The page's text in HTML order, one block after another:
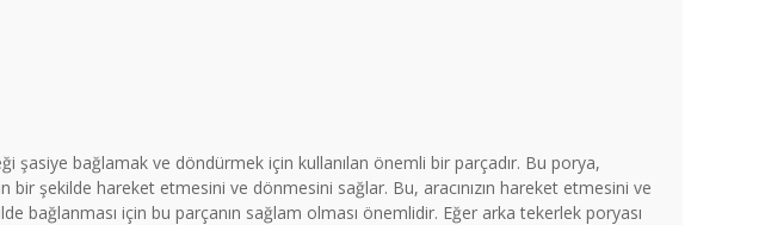
bağlamak ve döndürmek için kullanılan önemli bir parçadır. Bu porya,
şekilde hareket etmesini ve dönmesini sağlar. Bu, aracınızın hareket etmesini ve
bağlanması için bu parçanın sağlam olması önemlidir. Eğer arka tekerlek poryası